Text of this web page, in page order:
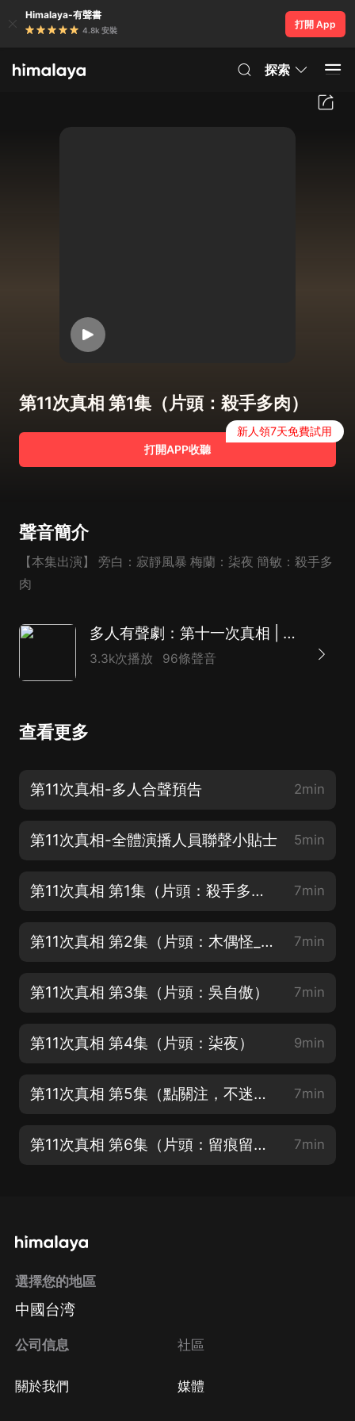
Himalaya-有聲書
4.8k 安裝
打開 App
探索
第11次真相 第1集（片頭：殺手多肉）
打開APP收聽
新人領7天免費試用
聲音簡介
【本集出演】 旁白：寂靜風暴 梅蘭：柒夜 簡敏：殺手多
肉
多人有聲劇：第十一次真相 | 東野圭吾式解密，希區柯克式結局
3.3k次播放 96條聲音
查看更多
第11次真相-多人合聲預告 2min
第11次真相-全體演播人員聯聲小貼士 5min
第11次真相 第1集（片頭：殺手多肉） 7min
第11次真相 第2集（片頭：木偶怪_子陽） 7min
第11次真相 第3集（片頭：吳自傲） 7min
第11次真相 第4集（片頭：柒夜） 9min
第11次真相 第5集（點關注，不迷路） 7min
第11次真相 第6集（片頭：留痕留聲） 7min
選擇您的地區
中國台湾
公司信息
關於我們
社區
媒體